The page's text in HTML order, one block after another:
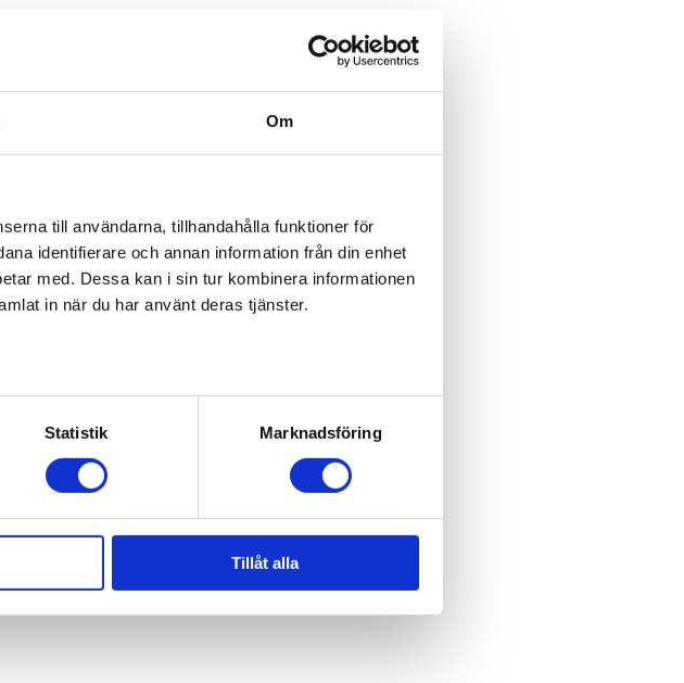
Om
till användarna, tillhandahålla funktioner för
identifierare och annan information från din enhet
med. Dessa kan i sin tur kombinera informationen
in när du har använt deras tjänster.
Statistik Marknadsföring
Tillåt alla